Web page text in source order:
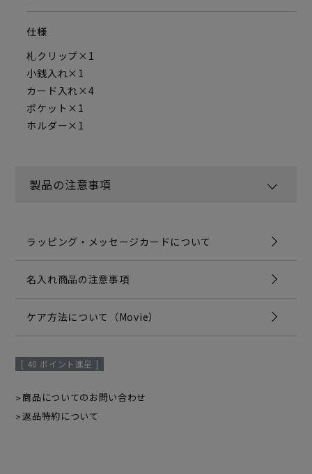
仕様
札クリップ×1
小銭入れ×1
カード入れ×4
ポケット×1
ホルダー×1
製品の注意事項
ラッピング・メッセージカードについて
名入れ商品の注意事項
ケア方法について（Movie）
[ 40 ポイント進呈 ]
商品についてのお問い合わせ
返品特約について